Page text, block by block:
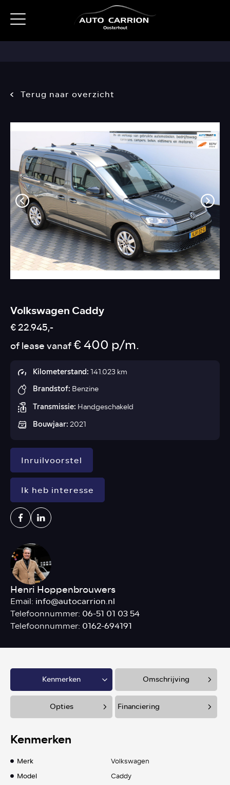
Terug naar overzicht
Volkswagen Caddy
€ 22.945,-
of lease vanaf€ 400 p/m.
Kilometerstand:141.023 km
Brandstof: Benzine
Transmissie: Handgeschakeld
Bouwjaar:2021
Inruilvoorstel
Ik heb interesse
Henri Hoppenbrouwers
Email: info@autocarrion.nl
Telefoonnummer: 06-51 01 03 54
Telefoonnummer: 0162-694191
Kenmerken Omschrijving
Opties Financiering
Kenmerken
Merk
Volkswagen
Model
Caddy